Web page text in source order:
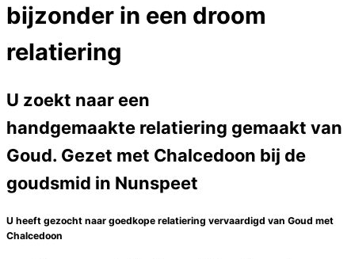
bijzonder in een droom
relatiering
U zoekt naar een
handgemaakte relatiering gemaakt van
Goud. Gezet met Chalcedoon bij de
goudsmid in Nunspeet
U heeft gezocht naar goedkope relatiering vervaardigd van Goud met
Chalcedoon